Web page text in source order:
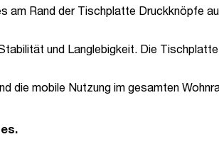
am Rand der Tischplatte Druckknöpfe
und Langlebigkeit. Die
die mobile Nutzung im gesamten